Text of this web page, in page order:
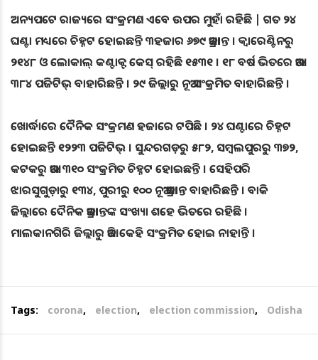
ଅନ୍ୟପଟେ ରାଜ୍ୟରେ ସଂକ୍ରମଣ ଏବେ ଉପର ମୁହାଁ ରହିଛି | ଗତ ୨୪
ଘଣ୍ଟା ମଧ୍ୟରେ ଚିହ୍ନଟ ହୋଇଛନ୍ତି ୩ହଜାର ୬୭୯ ଆକ୍ରାନ୍ତ । କ୍ୱାରେଣ୍ଟିନରୁ
୨୧୪୮ ଓ ଲୋକାଲ୍ କଣ୍ଟାକ୍ଟ କେସ୍ ରହିଛି ୧୫୩୧ । ୧୮ ବର୍ଷ ଭିତରେ ଆଉ
୩୮୪ ପଜିଟିଭ୍ ବାହାରିଛନ୍ତି । ୨୯ ଜିଲ୍ଲାରୁ ନୂଆ ସଂକ୍ରମିତ ବାହାରିଛନ୍ତି ।
ଖୋର୍ଦ୍ଧାରେ ଦୈନିକ ସଂକ୍ରମଣ ହଜାରେ ଟପିଛି । ୨୪ ଘଣ୍ଟାରେ ଚିହ୍ନଟ
ହୋଇଛନ୍ତି ୧୨୨୩ ପଜିଟିଭ୍ । ସୁନ୍ଦରଗଡ଼ରୁ ୫୮୨, ସମ୍ୱଲପୁରରୁ ୩୭୨,
କଟକରୁ ଆଉ ୩୧୦ ସଂକ୍ରମିତ ଚିହ୍ନଟ ହୋଇଛନ୍ତି । ସେହିପରି
ଝାରସୁଗୁଡ଼ାରୁ ୧୩୪, ପୁରୀରୁ ୧୦୦ ନୂଆ ଆକ୍ରାନ୍ତ ବାହାରିଛନ୍ତି । ବାକି
ଜିଲ୍ଲାରେ ଦୈନିକ ଆକ୍ରାନ୍ତଙ୍କ ସଂଖ୍ୟା ଶହେ ଭିତରେ ରହିଛି ।
ମାଲକାନଗିରି ଜିଲ୍ଲାରୁ ଆଜି କେହି ସଂକ୍ରମିତ ହୋଇ ନାହାନ୍ତି ।
Tags: corona, election, election commission, Odisha